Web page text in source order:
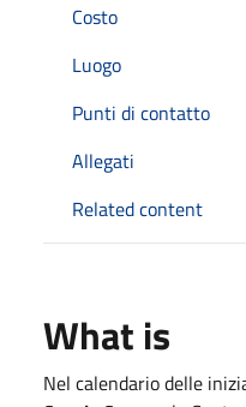
Costo
Luogo
Punti di contatto
Allegati
Related content
What is
Nel calendario delle